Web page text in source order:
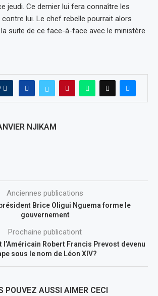
jeudi. Ce dernier lui fera connaître les
lui. Le chef rebelle pourrait alors
suite de ce face-à-face avec le ministère
NJIKAM
Anciennes publications
président Brice Oligui Nguema forme le
gouvernement
Prochaine publicationt
l’Américain Robert Francis Prevost devenu
sous le nom de Léon XIV?
POUVEZ AUSSI AIMER CECI